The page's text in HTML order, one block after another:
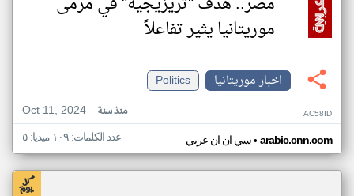
موريتانيا يثير تفاعلاً
اخبار موريتانيا
Politics
Oct 11, 2024
منذ سنة AC58ID
سي ان ان عربي• arabic.cnn.com عدد الكلمات: ١٠٩ ميديا: ٥